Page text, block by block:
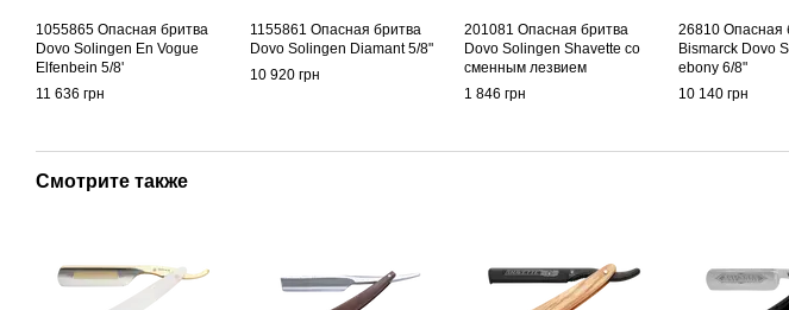
1055865 Опасная бритва
Dovo Solingen En Vogue
Elfenbein 5/8'
11 636 грн
1155861 Опасная бритва
Dovo Solingen Diamant 5/8"
10 920 грн
201081 Опасная бритва
Dovo Solingen Shavette со
сменным лезвием
1 846 грн
26810 Опасная
Bismarck Dovo
ebony 6/8"
10 140 грн
Смотрите также